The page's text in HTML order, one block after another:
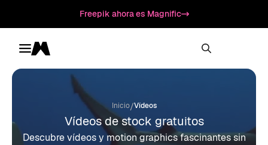
Freepik ahora es Magnific
Toggle menu
Magnific
Inicio/Vídeos
Vídeos de stock gratuitos
Descubre vídeos y motion graphics fascinantes sin